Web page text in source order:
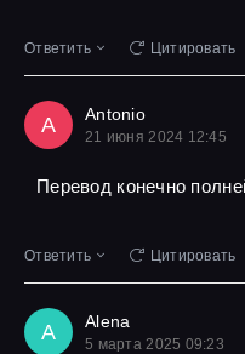
Ответить Цитировать
A Antonio
21 июня 2024 12:45
Перевод конечно
Ответить Цитировать
A Alena
5 марта 2025 09:23